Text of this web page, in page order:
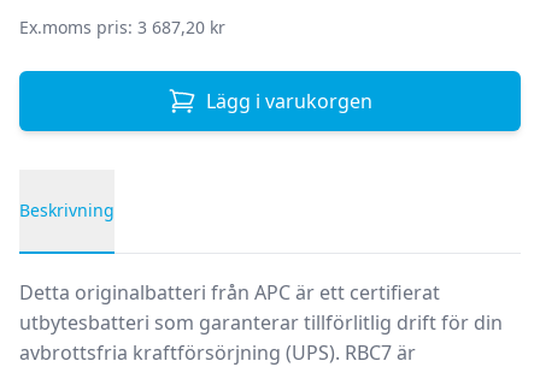
Ex.moms pris: 3 687,20 kr
Lägg i varukorgen
Beskrivning
Detta originalbatteri från APC är ett certifierat
utbytesbatteri som garanterar tillförlitlig drift för din
avbrottsfria kraftförsörjning (UPS). RBC7 är